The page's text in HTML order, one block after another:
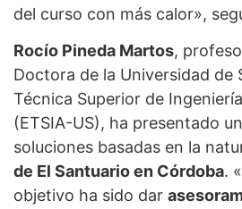
del curso con más calor»,
Rocío Pineda Martos,
Doctora de la Universidad de
Técnica Superior de
(ETSIA-US), ha presentado
soluciones basadas en la
de El Santuario en Córdoba.
objetivo ha sido dar